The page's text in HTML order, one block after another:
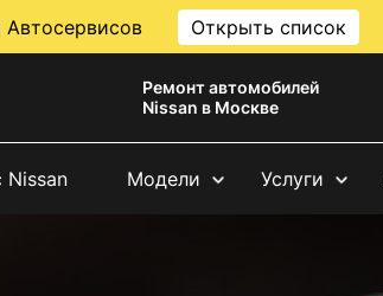
Автосервисов Открыть список
Ремонт автомобилей
Nissan в Москве
Nissan Модели Услуги